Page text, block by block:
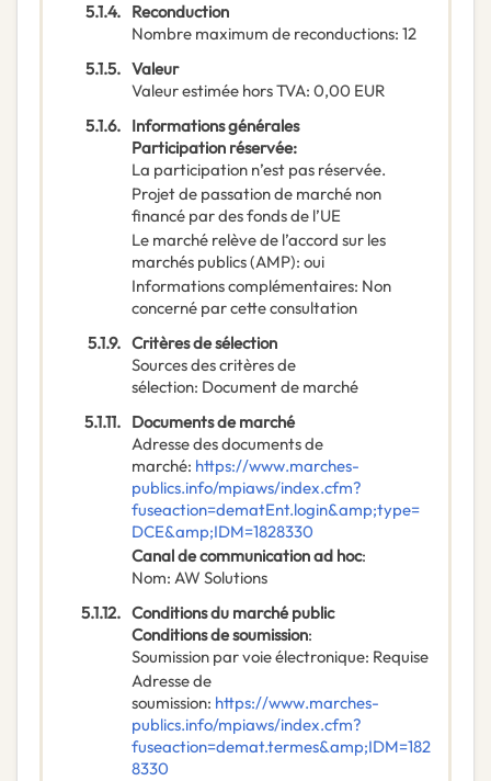
5.1.4. Reconduction
Nombre maximum de reconductions: 12
5.1.5. Valeur
Valeur estimée hors TVA: 0,00 EUR
5.1.6. Informations générales
Participation réservée:
La participation n’est pas réservée.
Projet de passation de marché non
financé par des fonds de l’UE
Le marché relève de l’accord sur les
marchés publics (AMP): oui
Informations complémentaires: Non
concerné par cette consultation
5.1.9. Critères de sélection
Sources des critères de
sélection: Document de marché
5.1.11. Documents de marché
Adresse des documents de
marché: https://www.marches-
publics.info/mpiaws/index.cfm?
fuseaction=dematEnt.login&amp;type=
DCE&amp;IDM=1828330
Canal de communication ad hoc:
Nom: AW Solutions
5.1.12. Conditions du marché public
Conditions de soumission:
Soumission par voie électronique: Requise
Adresse de
soumission: https://www.marches-
publics.info/mpiaws/index.cfm?
fuseaction=demat.termes&amp;IDM=182
8330